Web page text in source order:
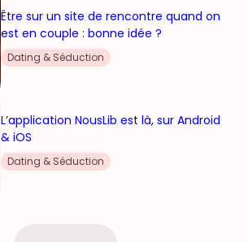
Être sur un site de rencontre quand on
est en couple : bonne idée ?
Dating & Séduction
L’application NousLib est là, sur Android
& iOS
Dating & Séduction